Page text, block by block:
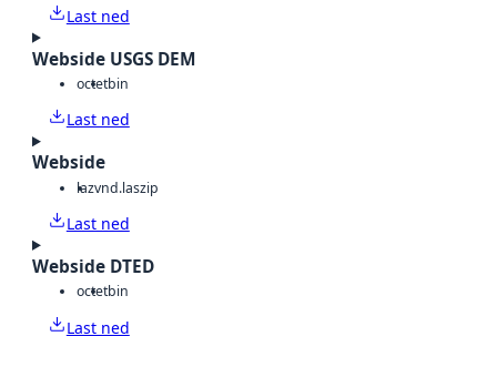
Last ned
Webside USGS DEM
octetbin
Last ned
Webside
lazvnd.laszip
Last ned
Webside DTED
octetbin
Last ned